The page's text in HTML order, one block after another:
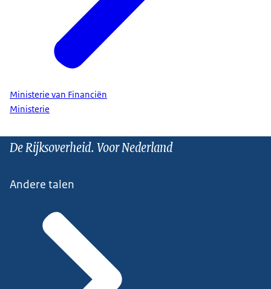
Ministerie van Financiën
Ministerie
De Rijksoverheid. Voor Nederland
Andere talen